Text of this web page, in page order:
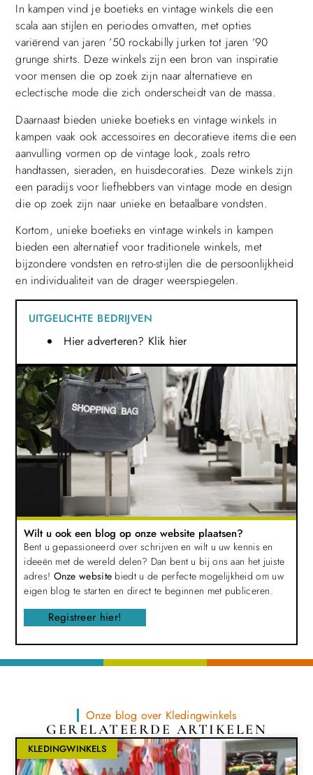
In kampen vind je boetieks en vintage winkels die een
scala aan stijlen en periodes omvatten, met opties
variërend van jaren ’50 rockabilly jurken tot jaren ’90
grunge shirts. Deze winkels zijn een bron van inspiratie
voor mensen die op zoek zijn naar alternatieve en
eclectische mode die zich onderscheidt van de massa.
Daarnaast bieden unieke boetieks en vintage winkels in
kampen vaak ook accessoires en decoratieve items die een
aanvulling vormen op de vintage look, zoals retro
handtassen, sieraden, en huisdecoraties. Deze winkels zijn
een paradijs voor liefhebbers van vintage mode en design
die op zoek zijn naar unieke en betaalbare vondsten.
Kortom, unieke boetieks en vintage winkels in kampen
bieden een alternatief voor traditionele winkels, met
bijzondere vondsten en retro-stijlen die de persoonlijkheid
en individualiteit van de drager weerspiegelen.
UITGELICHTE BEDRIJVEN
Hier adverteren? Klik hier
Wilt u ook een blog op onze website plaatsen?
Bent u gepassioneerd over schrijven en wilt u uw kennis en
ideeën met de wereld delen? Dan bent u bij ons aan het juiste
adres! Onze website biedt u de perfecte mogelijkheid om uw
eigen blog te starten en direct te beginnen met publiceren.
Registreer hier!
Onze blog over Kledingwinkels
GERELATEERDE ARTIKELEN
KLEDINGWINKELS